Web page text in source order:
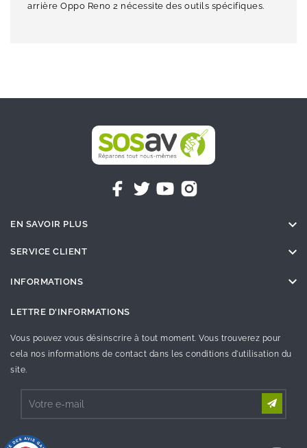
arrière Oppo Reno 2 nécessite des outils spécifiques.
EN SAVOIR PLUS 
SERVICE CLIENT 
INFORMATIONS 
LETTRE D'INFORMATIONS
Vous pouvez vous désinscrire à tout moment. Vous trouverez pour
cela nos informations de contact dans les conditions d'utilisation du
site.